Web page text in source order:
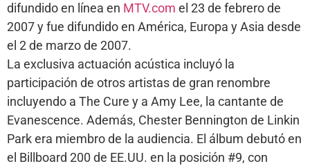
difundido en línea en MTV.com el 23 de febrero de
2007 y fue difundido en América, Europa y Asia desde
el 2 de marzo de 2007.
La exclusiva actuación acústica incluyó la
participación de otros artistas de gran renombre
incluyendo a The Cure y a Amy Lee, la cantante de
Evanescence. Además, Chester Bennington de Linkin
Park era miembro de la audiencia. El álbum debutó en
el Billboard 200 de EE.UU. en la posición #9, con